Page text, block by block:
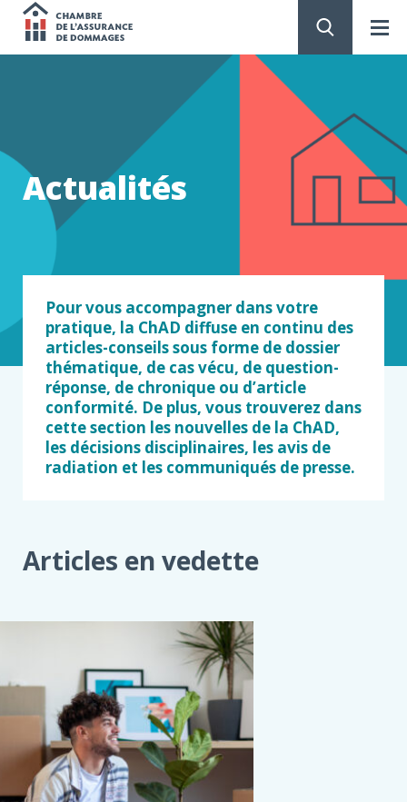
Chambre
l'assurance
de
dommages
Actualités
Pour vous accompagner dans votre
pratique, la ChAD diffuse en continu des
articles-conseils sous forme de dossier
thématique, de cas vécu, de question-
réponse, de chronique ou d’article
conformité. De plus, vous trouverez dans
cette section les nouvelles de la ChAD,
les décisions disciplinaires, les avis de
radiation et les communiqués de presse.
Articles en vedette